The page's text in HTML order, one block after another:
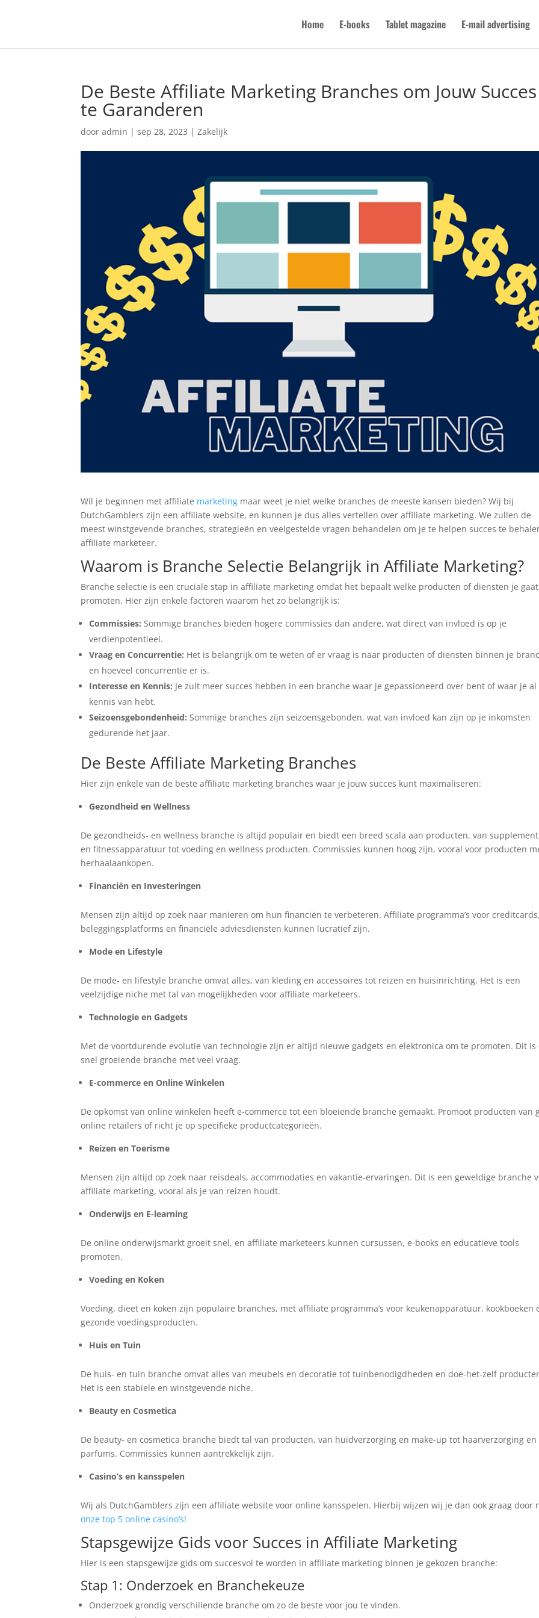
Home E-books Tablet magazine E-mail advertising
De Beste Affiliate Marketing Branches om Jouw Succes
te Garanderen
dooradmin |sep 28, 2023 |Zakelijk
Wil je beginnen met affiliate marketing maar weet je niet welke branches de meeste kansen bieden? Wij bij
DutchGamblers zijn een affiliate website, en kunnen je dus alles vertellen over affiliate marketing. We zullen de
meest winstgevende branches, strategieën en veelgestelde vragen behandelen om je te helpen succes te
affiliate marketeer.
Waarom is Branche Selectie Belangrijk in Affiliate Marketing?
Branche selectie is een cruciale stap in affiliate marketing omdat het bepaalt welke producten of diensten je gaat
promoten. Hier zijn enkele factoren waarom het zo belangrijk is:
Commissies: Sommige branches bieden hogere commissies dan andere, wat direct van invloed is op je
verdienpotentieel.
Vraag en Concurrentie: Het is belangrijk om te weten of er vraag is naar producten of diensten binnen je
en hoeveel concurrentie er is.
Interesse en Kennis: Je zult meer succes hebben in een branche waar je gepassioneerd over bent of waar je al
kennis van hebt.
Seizoensgebondenheid: Sommige branches zijn seizoensgebonden, wat van invloed kan zijn op je inkomsten
gedurende het jaar.
De Beste Affiliate Marketing Branches
Hier zijn enkele van de beste affiliate marketing branches waar je jouw succes kunt maximaliseren:
Gezondheid en Wellness
De gezondheids- en wellness branche is altijd populair en biedt een breed scala aan producten, van
en fitnessapparatuur tot voeding en wellness producten. Commissies kunnen hoog zijn, vooral voor producten
herhaalaankopen.
Financiën en Investeringen
Mensen zijn altijd op zoek naar manieren om hun financiën te verbeteren. Affiliate programma’s voor creditcards,
beleggingsplatforms en financiële adviesdiensten kunnen lucratief zijn.
Mode en Lifestyle
De mode- en lifestyle branche omvat alles, van kleding en accessoires tot reizen en huisinrichting. Het is een
veelzijdige niche met tal van mogelijkheden voor affiliate marketeers.
Technologie en Gadgets
Met de voortdurende evolutie van technologie zijn er altijd nieuwe gadgets en elektronica om te promoten. Dit is
snel groeiende branche met veel vraag.
E-commerce en Online Winkelen
De opkomst van online winkelen heeft e-commerce tot een bloeiende branche gemaakt. Promoot producten van
online retailers of richt je op specifieke productcategorieën.
Reizen en Toerisme
Mensen zijn altijd op zoek naar reisdeals, accommodaties en vakantie-ervaringen. Dit is een geweldige branche
affiliate marketing, vooral als je van reizen houdt.
Onderwijs en E-learning
De online onderwijsmarkt groeit snel, en affiliate marketeers kunnen cursussen, e-books en educatieve tools
promoten.
Voeding en Koken
Voeding, dieet en koken zijn populaire branches, met affiliate programma’s voor keukenapparatuur, kookboeken
gezonde voedingsproducten.
Huis en Tuin
De huis- en tuin branche omvat alles van meubels en decoratie tot tuinbenodigdheden en doe-het-zelf
Het is een stabiele en winstgevende niche.
Beauty en Cosmetica
De beauty- en cosmetica branche biedt tal van producten, van huidverzorging en make-up tot haarverzorging en
parfums. Commissies kunnen aantrekkelijk zijn.
Casino’s en kansspelen
Wij als DutchGamblers zijn een affiliate website voor online kansspelen. Hierbij wijzen wij je dan ook graag door
onze top 5 online casino’s!
Stapsgewijze Gids voor Succes in Affiliate Marketing
Hier is een stapsgewijze gids om succesvol te worden in affiliate marketing binnen je gekozen branche:
Stap 1: Onderzoek en Branchekeuze
Onderzoek grondig verschillende branche om zo de beste voor jou te vinden.